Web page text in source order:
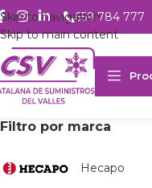
Skip to navigation
Skip to main content
659 784 777
Filtro por marca
Hecapo